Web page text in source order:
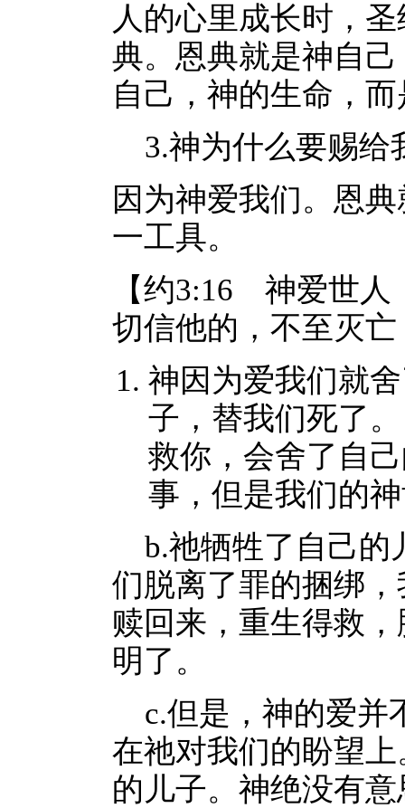
人的心里成长时，
典。恩典就是神自
自己，神的生命，
3.神为什么要赐给
因为神爱我们。恩
一工具。
【约3:16 神爱世人
切信他的，不至灭
神因为爱我们就
子，替我们死了
救你，会舍了自
事，但是我们的
b.祂牺牲了自己的
们脱离了罪的捆绑
赎回来，重生得救
明了。
c.但是，神的爱并
在祂对我们的盼望
的儿子。神绝没有